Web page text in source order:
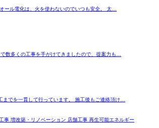
ール電化は、火を使わないのでいつも安全。 太…
数多くの工事を手がけてきましたので、提案力も…
でを一貫して行っています。 施工後もご連絡頂け…
増改築・リノベーション 店舗工事 再生可能エネルギー